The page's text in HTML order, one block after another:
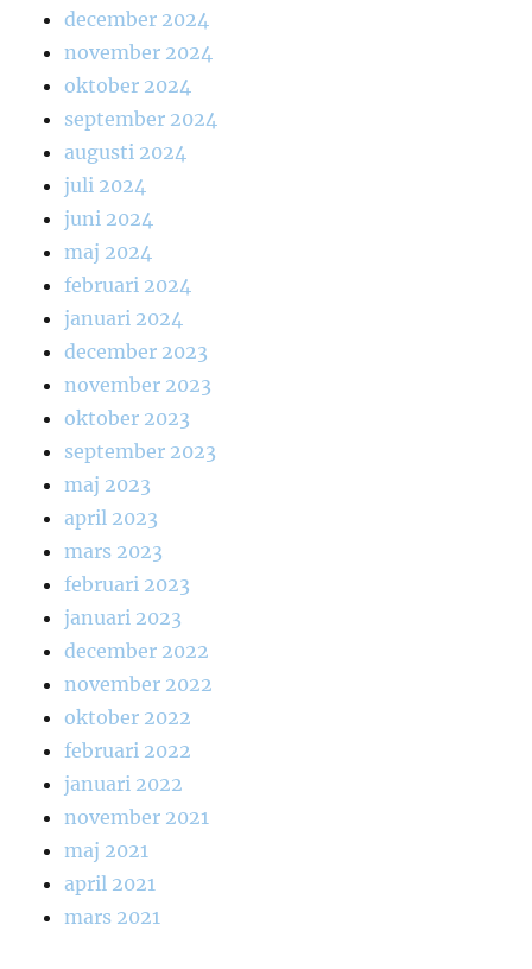
december 2024
november 2024
oktober 2024
september 2024
augusti 2024
juli 2024
juni 2024
maj 2024
februari 2024
januari 2024
december 2023
november 2023
oktober 2023
september 2023
maj 2023
april 2023
mars 2023
februari 2023
januari 2023
december 2022
november 2022
oktober 2022
februari 2022
januari 2022
november 2021
maj 2021
april 2021
mars 2021